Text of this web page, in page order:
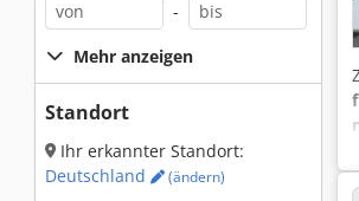
-
Mehr anzeigen
Standort
Ihr erkannter Standort:
Deutschland
(ändern)